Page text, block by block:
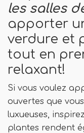
les salles
apporter
verdure et
tout en
relaxant!
Si vous voulez
ouvertes que
luxueuses,
plantes rendent